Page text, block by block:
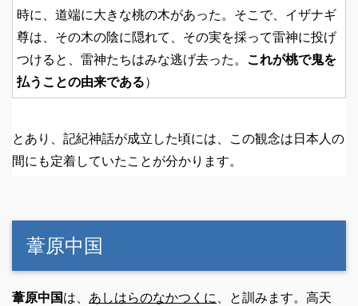
時に、道端に大きな桃の木があった。そこで、イザナギ
尊は、その木の陰に隠れて、その実を採って雷神に投げ
つけると、雷神たちはみな逃げ去った。 これが桃で鬼を
払うことの由来である）
とあり、記紀神話が成立した頃には、この観念は日本人の
間にも定着していたことが分かります。
葦原中国
葦原中国は、 あしはらのなかつくに
、と訓みます。高天